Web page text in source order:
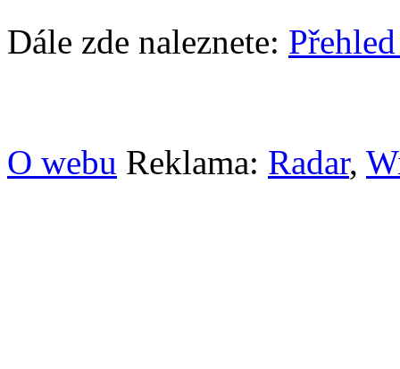
Dále zde naleznete:
O webu Reklama: Radar,